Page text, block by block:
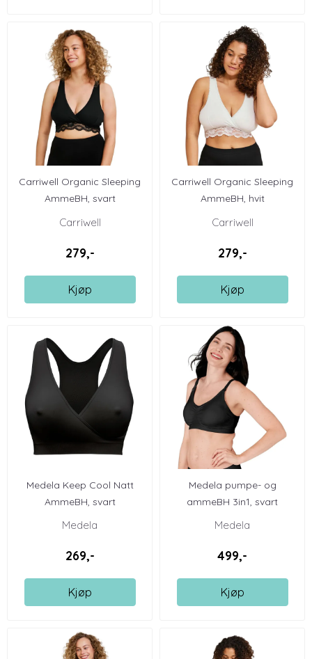
Carriwell Organic Sleeping
AmmeBH, svart
Carriwell
279,-
Kjøp
Carriwell Organic Sleeping
AmmeBH, hvit
Carriwell
279,-
Kjøp
Medela Keep Cool Natt
AmmeBH, svart
Medela
269,-
Kjøp
Medela pumpe- og
ammeBH 3in1, svart
Medela
499,-
Kjøp